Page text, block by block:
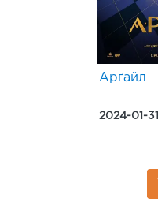
Арґайл
2024-01-31